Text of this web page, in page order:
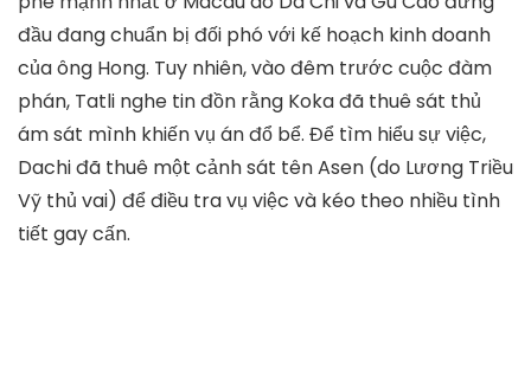
đầu đang chuẩn bị đối phó với kế hoạch kinh doanh
của ông Hong. Tuy nhiên, vào đêm trước cuộc đàm
phán, Tatli nghe tin đồn rằng Koka đã thuê sát thủ
ám sát mình khiến vụ án đổ bể. Để tìm hiểu sự việc,
Dachi đã thuê một cảnh sát tên Asen (do Lương Triều
Vỹ thủ vai) để điều tra vụ việc và kéo theo nhiều tình
tiết gay cấn.